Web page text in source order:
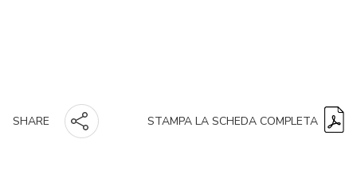
SHARE STAMPA LA SCHEDA COMPLETA